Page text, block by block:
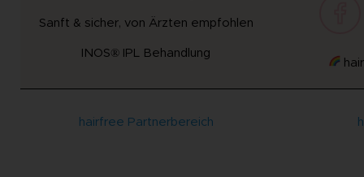
Sanft & sicher, von Ärzten empfohlen
INOS® IPL Behandlung
hairfree Partnerbereich